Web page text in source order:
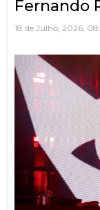
Fernando
18 de Julho, 2026,